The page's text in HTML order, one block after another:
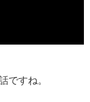
ですね。